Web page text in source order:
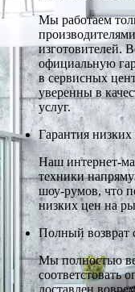
Мы работаем
изготовителей.
официальную
в сервисных
уверенны в
услуг.
Гарантия низких
Наш интернет-
техники
шоу-румов, что
низких цен на
Полный возврат
Мы полностью
соответстовать
доставлен